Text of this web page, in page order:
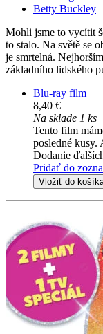
Betty Buckley
Mohli jsme to vycítit
to stalo. Na světě se
je smrtelná.
základního lidského
Blu-ray film
8,40 €
Na sklade 1 ks
Tento film
posledné kusy.
Dodanie
Pridať do
Vložiť do